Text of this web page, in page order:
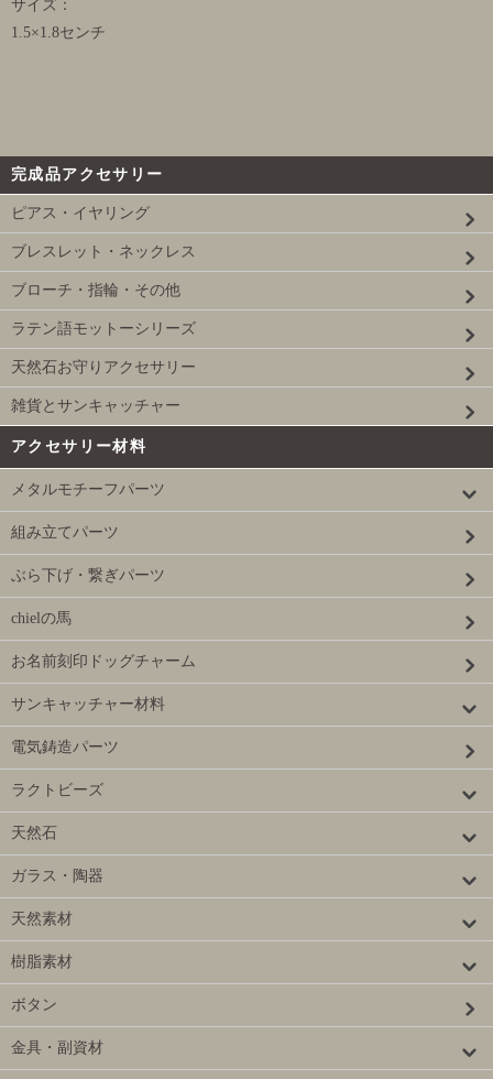
サイズ：
1.5×1.8センチ
完成品アクセサリー
ピアス・イヤリング
ブレスレット・ネックレス
ブローチ・指輪・その他
ラテン語モットーシリーズ
天然石お守りアクセサリー
雑貨とサンキャッチャー
アクセサリー材料
メタルモチーフパーツ
組み立てパーツ
ぶら下げ・繋ぎパーツ
chielの馬
お名前刻印ドッグチャーム
サンキャッチャー材料
電気鋳造パーツ
ラクトビーズ
天然石
ガラス・陶器
天然素材
樹脂素材
ボタン
金具・副資材